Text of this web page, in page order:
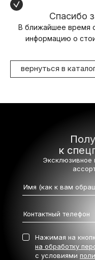
Спасибо
В ближайшее время
информацию о
вернуться в
к
Эксклюзивное
Нажимая на
на обработку
с условиями